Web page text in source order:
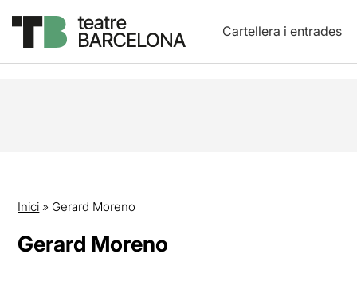
Cartellera i entrades
Inici » Gerard Moreno
Gerard Moreno